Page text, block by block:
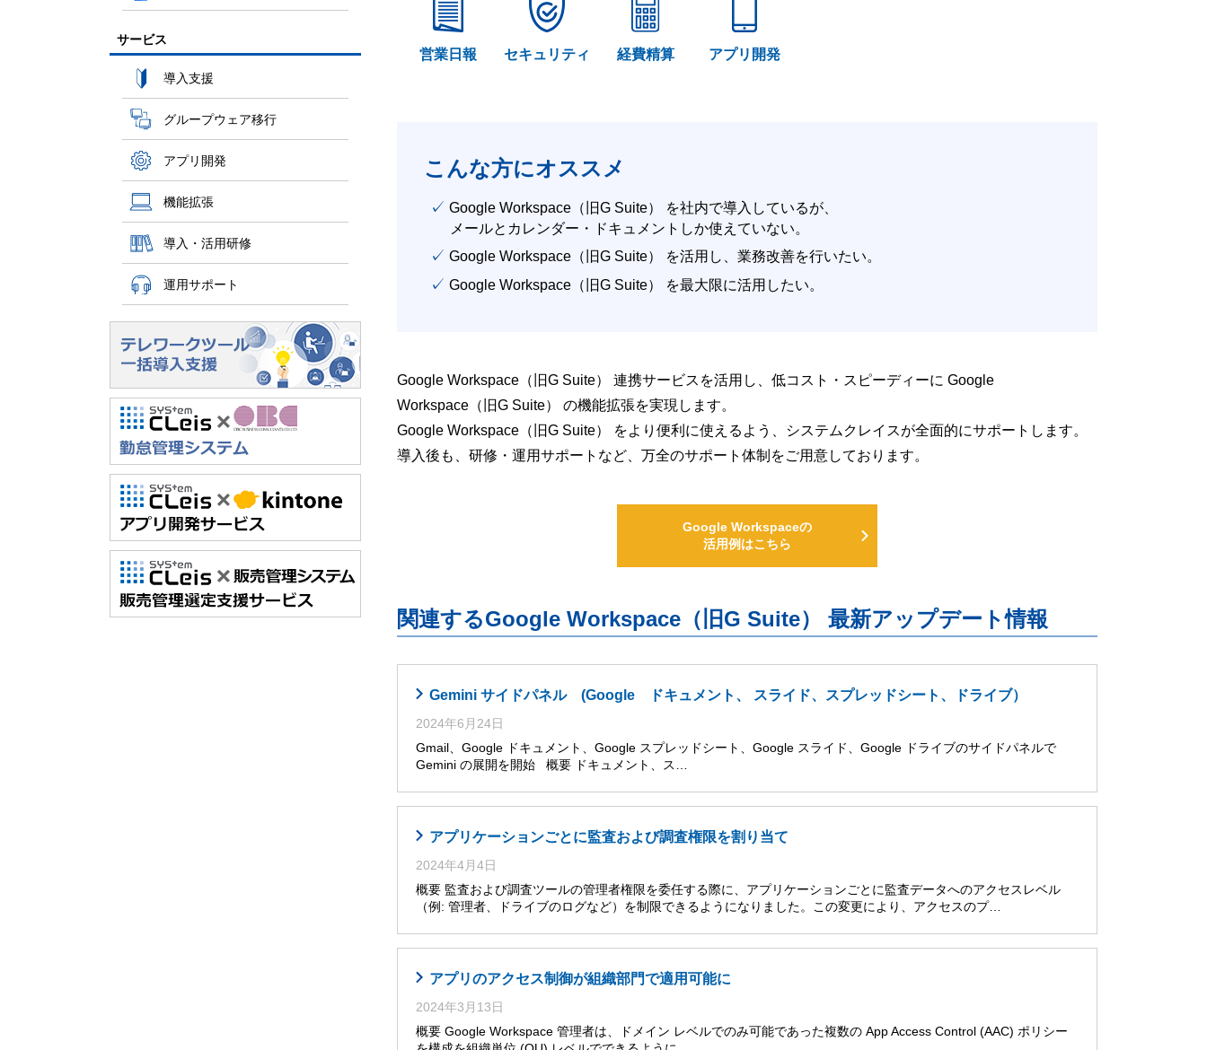
サービス
導入支援
グループウェア移行
アプリ開発
機能拡張
導入・活用研修
運用サポート
営業日報 セキュリティ 経費精算 アプリ開発
こんな方にオススメ
✓ Google Workspace（旧G Suite） を社内で導入しているが、
メールとカレンダー・ドキュメントしか使えていない。
✓ Google Workspace（旧G Suite） を活用し、業務改善を行いたい。
✓ Google Workspace（旧G Suite） を最大限に活用したい。
Google Workspace（旧G Suite） 連携サービスを活用し、低コスト・スピーディーに Google
Workspace（旧G Suite） の機能拡張を実現します。
Google Workspace（旧G Suite） をより便利に使えるよう、システムクレイスが全面的にサポートします。
導入後も、研修・運用サポートなど、万全のサポート体制をご用意しております。
Google Workspaceの
活用例はこちら
関連するGoogle Workspace（旧G Suite） 最新アップデート情報
Gemini サイドパネル (Google ドキュメント、 スライド、スプレッドシート、ドライブ）
2024年6月24日
Gmail、Google ドキュメント、Google スプレッドシート、Google スライド、Google ドライブのサイドパネルで
Gemini の展開を開始 概要 ドキュメント、ス…
アプリケーションごとに監査および調査権限を割り当て
2024年4月4日
概要 監査および調査ツールの管理者権限を委任する際に、アプリケーションごとに監査データへのアクセスレベル
（例: 管理者、ドライブのログなど）を制限できるようになりました。この変更により、アクセスのプ…
アプリのアクセス制御が組織部門で適用可能に
2024年3月13日
概要 Google Workspace 管理者は、ドメイン レベルでのみ可能であった複数の App Access Control (AAC) ポリシー